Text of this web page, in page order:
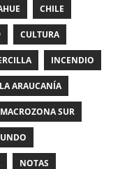
CHILE
CULTURA
INCENDIO
LA ARAUCANÍA
MACROZONA SUR
NOTAS